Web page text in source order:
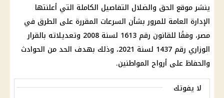
ينشر موقع الحق والضلال التفاصيل الكاملة التي أعلنتها
الإدارة العامة للمرور بشأن السرعات المقررة على الطرق في
مصر، وفقًا للقانون رقم 1613 لسنة 2008 وتعديلاته بالقرار
الوزاري رقم 1437 لسنة 2021، وذلك بهدف الحد من الحوادث
والحفاظ على أرواح المواطنين.
لا يفوتك